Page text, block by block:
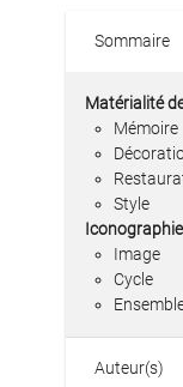
Sommaire
Matérialité
Mémoire
Style
Iconographie
Image
Cycle
Auteur(s)